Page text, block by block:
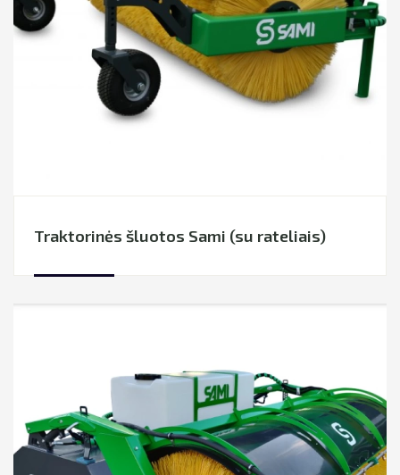
Traktorinės šluotos Sami (su rateliais)